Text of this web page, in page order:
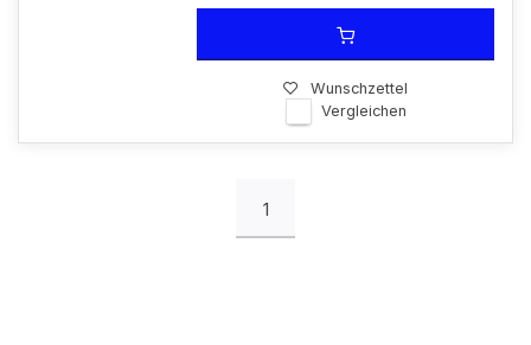
Wunschzettel
Vergleichen
1